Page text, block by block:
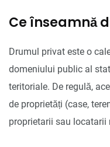
Ce înseamnă
Drumul privat este o
domeniului public al
teritoriale. De regulă,
de proprietăți (case,
proprietarii sau locatarii